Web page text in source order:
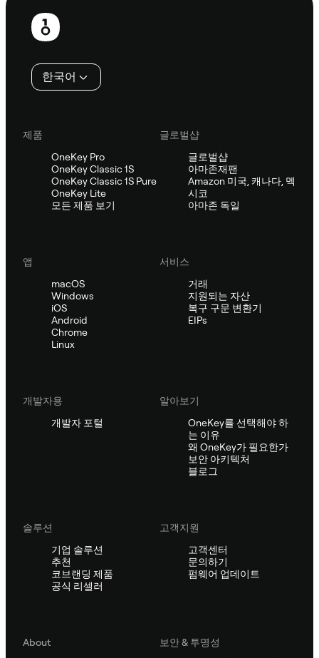
보
한국어
제품
OneKey Pro
OneKey Classic 1S
OneKey Classic 1S Pure
OneKey Lite
모든 제품 보기
글로벌샵
글로벌샵
아마존재팬
Amazon 미국, 캐나다, 멕
시코
아마존 독일
앱
macOS
Windows
iOS
Android
Chrome
Linux
서비스
거래
지원되는 자산
복구 구문 변환기
EIPs
개발자용
개발자 포털
알아보기
OneKey를 선택해야 하
는 이유
왜 OneKey가 필요한가
보안 아키텍처
블로그
솔루션
기업 솔루션
추천
코브랜딩 제품
공식 리셀러
고객지원
고객센터
문의하기
펌웨어 업데이트
About
보안 & 투명성